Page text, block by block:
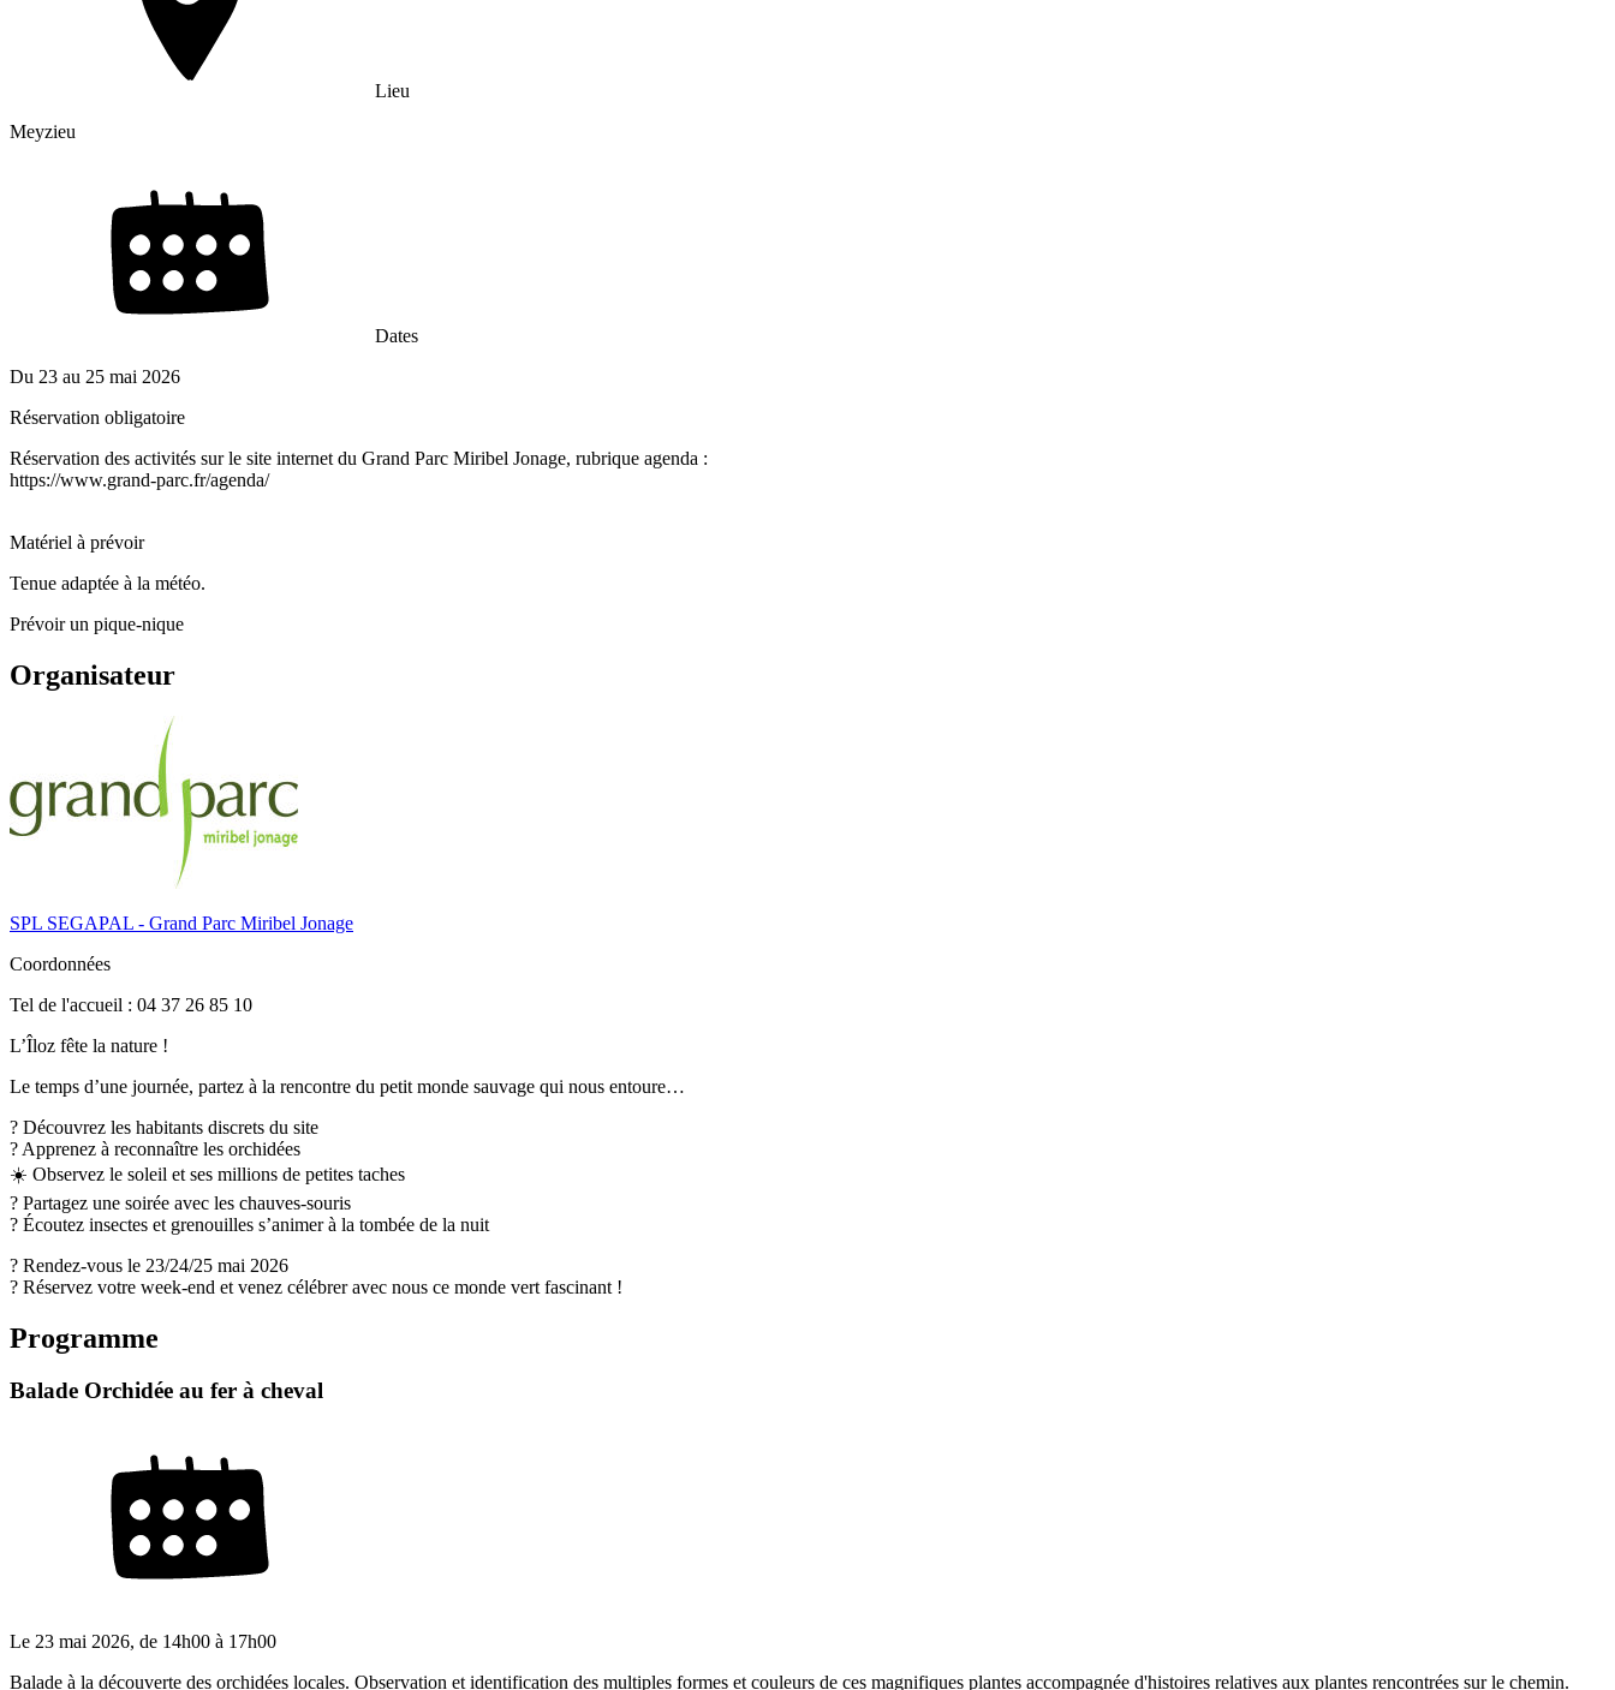
Lieu
Meyzieu
Dates
Du 23 au 25 mai 2026
Réservation obligatoire
Réservation des activités sur le site internet du Grand Parc Miribel Jonage, rubrique agenda :
https://www.grand-parc.fr/agenda/
Matériel à prévoir
Tenue adaptée à la météo.
Prévoir un pique-nique
Organisateur
SPL SEGAPAL - Grand Parc Miribel Jonage
Coordonnées
Tel de l'accueil : 04 37 26 85 10
L’Îloz fête la nature !
Le temps d’une journée, partez à la rencontre du petit monde sauvage qui nous entoure…
? Découvrez les habitants discrets du site
? Apprenez à reconnaître les orchidées
☀️ Observez le soleil et ses millions de petites taches
? Partagez une soirée avec les chauves-souris
? Écoutez insectes et grenouilles s’animer à la tombée de la nuit
? Rendez-vous le 23/24/25 mai 2026
? Réservez votre week-end et venez célébrer avec nous ce monde vert fascinant !
Programme
Balade Orchidée au fer à cheval
Le 23 mai 2026, de 14h00 à 17h00
Balade à la découverte des orchidées locales. Observation et identification des multiples formes et couleurs de ces magnifiques plantes accompagnée d'histoires relatives aux plantes rencontrées sur le chemin.